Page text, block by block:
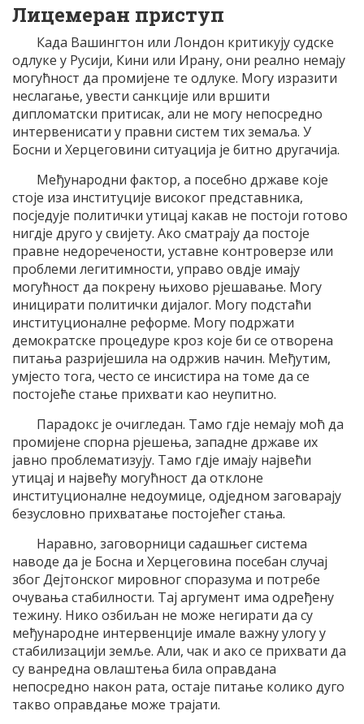
Лицемеран приступ
Када Вашингтон или Лондон критикују судске
одлуке у Русији, Кини или Ирану, они реално немају
могућност да промијене те одлуке. Могу изразити
неслагање, увести санкције или вршити
дипломатски притисак, али не могу непосредно
интервенисати у правни систем тих земаља. У
Босни и Херцеговини ситуација је битно другачија.
Међународни фактор, а посебно државе које
стоје иза институције високог представника,
посједује политички утицај какав не постоји готово
нигдје друго у свијету. Ако сматрају да постоје
правне недоречености, уставне контроверзе или
проблеми легитимности, управо овдје имају
могућност да покрену њихово рјешавање. Могу
иницирати политички дијалог. Могу подстаћи
институционалне реформе. Могу подржати
демократске процедуре кроз које би се отворена
питања разријешила на одржив начин. Међутим,
умјесто тога, често се инсистира на томе да се
постојеће стање прихвати као неупитно.
Парадокс је очигледан. Тамо гдје немају моћ да
промијене спорна рјешења, западне државе их
јавно проблематизују. Тамо гдје имају највећи
утицај и највећу могућност да отклоне
институционалне недоумице, одједном заговарају
безусловно прихватање постојећег стања.
Наравно, заговорници садашњег система
наводе да је Босна и Херцеговина посебан случај
због Дејтонског мировног споразума и потребе
очувања стабилности. Тај аргумент има одређену
тежину. Нико озбиљан не може негирати да су
међународне интервенције имале важну улогу у
стабилизацији земље. Али, чак и ако се прихвати да
су ванредна овлаштења била оправдана
непосредно након рата, остаје питање колико дуго
такво оправдање може трајати.